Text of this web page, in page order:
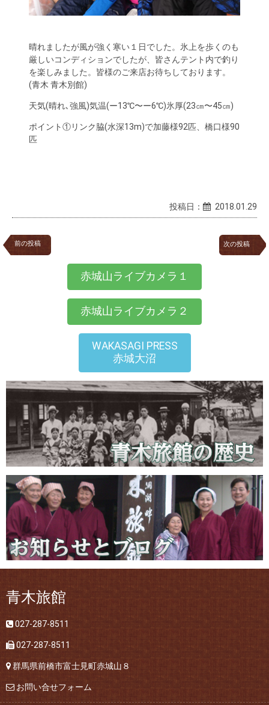
晴れましたが風が強く寒い１日でした。氷上を歩くのも
厳しいコンディションでしたが、皆さんテント内で釣り
を楽しみました。皆様のご来店お待ちしております。
(青木 青木別館)
天気(晴れ､強風)気温(ー13℃〜ー6℃)氷厚(23㎝〜45㎝)
ポイント①リンク脇(水深13m)で加藤様92匹、橋口様90
匹
投稿日： 2018.01.29
前の投稿 次の投稿
赤城山ライブカメラ１
赤城山ライブカメラ２
WAKASAGI PRESS
赤城大沼
青木旅館
027-287-8511
027-287-8511
群馬県前橋市富士見町赤城山８
お問い合せフォーム